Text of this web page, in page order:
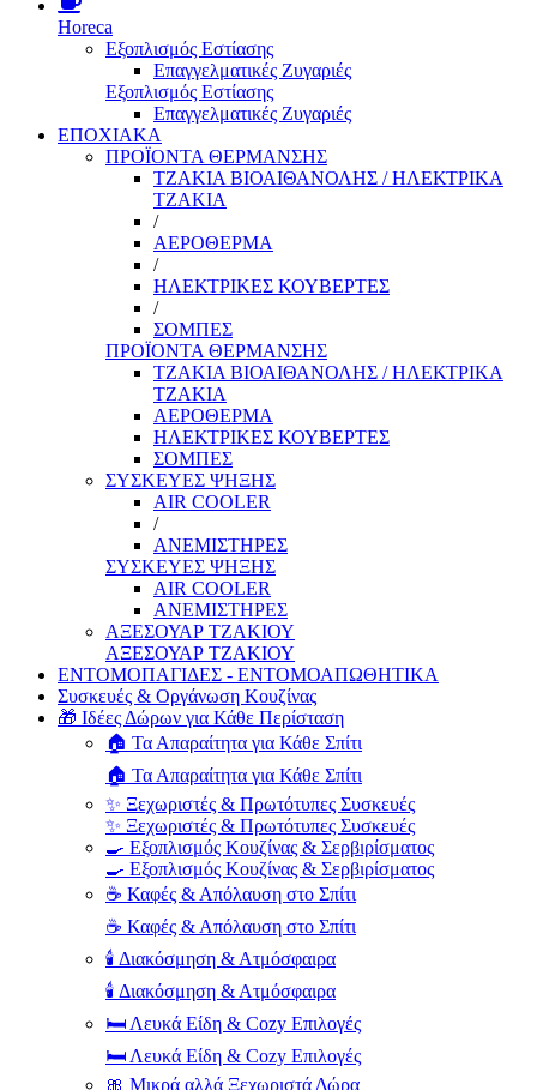
Horeca
Εξοπλισμός Εστίασης
Επαγγελματικές Ζυγαριές
Εξοπλισμός Εστίασης
Επαγγελματικές Ζυγαριές
ΕΠΟΧΙΑΚΑ
ΠΡΟΪΟΝΤΑ ΘΕΡΜΑΝΣΗΣ
ΤΖΑΚΙΑ ΒΙΟΑΙΘΑΝΟΛΗΣ / ΗΛΕΚΤΡΙΚΑ
ΤΖΑΚΙΑ
/
ΑΕΡΟΘΕΡΜΑ
/
ΗΛΕΚΤΡΙΚΕΣ ΚΟΥΒΕΡΤΕΣ
/
ΣΟΜΠΕΣ
ΠΡΟΪΟΝΤΑ ΘΕΡΜΑΝΣΗΣ
ΤΖΑΚΙΑ ΒΙΟΑΙΘΑΝΟΛΗΣ / ΗΛΕΚΤΡΙΚΑ
ΤΖΑΚΙΑ
ΑΕΡΟΘΕΡΜΑ
ΗΛΕΚΤΡΙΚΕΣ ΚΟΥΒΕΡΤΕΣ
ΣΟΜΠΕΣ
ΣΥΣΚΕΥΕΣ ΨΗΞΗΣ
AIR COOLER
/
ΑΝΕΜΙΣΤΗΡΕΣ
ΣΥΣΚΕΥΕΣ ΨΗΞΗΣ
AIR COOLER
ΑΝΕΜΙΣΤΗΡΕΣ
ΑΞΕΣΟΥΑΡ ΤΖΑΚΙΟΥ
ΑΞΕΣΟΥΑΡ ΤΖΑΚΙΟΥ
ΕΝΤΟΜΟΠΑΓΙΔΕΣ - ΕΝΤΟΜΟΑΠΩΘΗΤΙΚΑ
Συσκευές & Οργάνωση Κουζίνας
🎁 Ιδέες Δώρων για Κάθε Περίσταση
🏠 Τα Απαραίτητα για Κάθε Σπίτι
🏠 Τα Απαραίτητα για Κάθε Σπίτι
✨ Ξεχωριστές & Πρωτότυπες Συσκευές
✨ Ξεχωριστές & Πρωτότυπες Συσκευές
🍳 Εξοπλισμός Κουζίνας & Σερβιρίσματος
🍳 Εξοπλισμός Κουζίνας & Σερβιρίσματος
☕ Καφές & Απόλαυση στο Σπίτι
☕ Καφές & Απόλαυση στο Σπίτι
🕯️ Διακόσμηση & Ατμόσφαιρα
🕯️ Διακόσμηση & Ατμόσφαιρα
🛏️ Λευκά Είδη & Cozy Επιλογές
🛏️ Λευκά Είδη & Cozy Επιλογές
🎀 Μικρά αλλά Ξεχωριστά Δώρα